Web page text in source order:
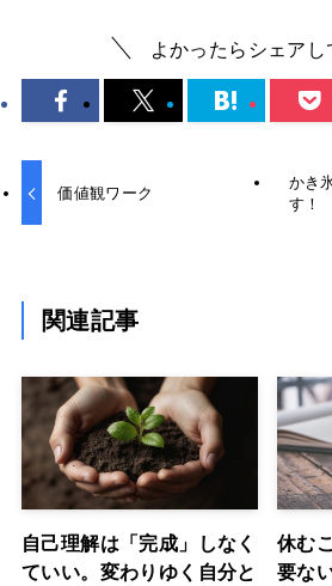
よかったらシェアし
価値観ワーク
かき
す！
関連記事
自己理解は「完成」しなく
ていい。変わりゆく自分と
休む
要な